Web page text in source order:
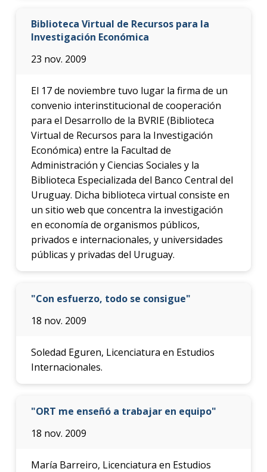
Biblioteca Virtual de Recursos para la
Investigación Económica
23 nov. 2009
El 17 de noviembre tuvo lugar la firma de un
convenio interinstitucional de cooperación
para el Desarrollo de la BVRIE (Biblioteca
Virtual de Recursos para la Investigación
Económica) entre la Facultad de
Administración y Ciencias Sociales y la
Biblioteca Especializada del Banco Central del
Uruguay. Dicha biblioteca virtual consiste en
un sitio web que concentra la investigación
en economía de organismos públicos,
privados e internacionales, y universidades
públicas y privadas del Uruguay.
"Con esfuerzo, todo se consigue"
18 nov. 2009
Soledad Eguren, Licenciatura en Estudios
Internacionales.
"ORT me enseñó a trabajar en equipo"
18 nov. 2009
María Barreiro, Licenciatura en Estudios